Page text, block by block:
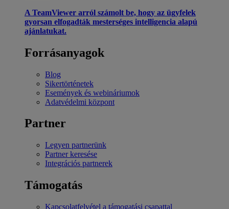
A TeamViewer arról számolt be, hogy az ügyfelek
gyorsan elfogadták mesterséges intelligencia alapú
ajánlatukat.
Forrásanyagok
Blog
Sikertörténetek
Események és webináriumok
Adatvédelmi központ
Partner
Legyen partnerünk
Partner keresése
Integrációs partnerek
Támogatás
Kapcsolatfelvétel a támogatási csapattal